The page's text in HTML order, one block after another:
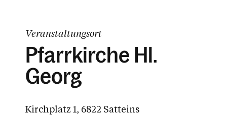
Veranstaltungsort
Pfarrkirche Hl.
Georg
Kirchplatz 1, 6822 Satteins